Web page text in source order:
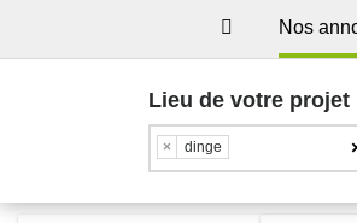
Nos
Lieu de votre projet
× dinge